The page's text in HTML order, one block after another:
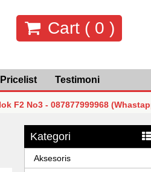
Cart ( 0 )
Pricelist Testimoni
- 087877999968 (Whastapp/Telp)
- 087877999968 (Whastapp/Telp)
- 087877999968 (Whastapp/Telp)
Kategori
Aksesoris